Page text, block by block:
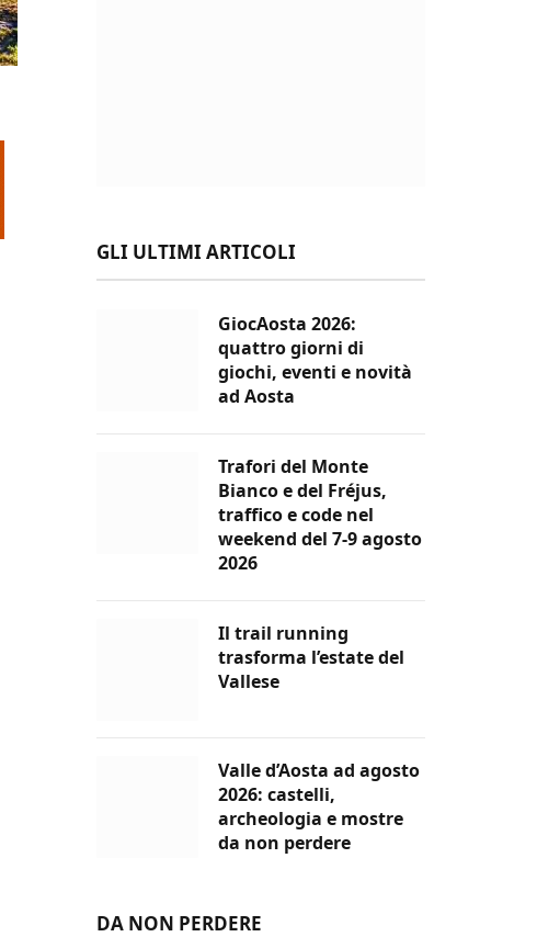
GLI ULTIMI ARTICOLI
GiocAosta 2026:
quattro giorni di
giochi, eventi e novità
ad Aosta
Trafori del Monte
Bianco e del Fréjus,
traffico e code nel
weekend del 7-9 agosto
2026
Il trail running
trasforma l’estate del
Vallese
Valle d’Aosta ad agosto
2026: castelli,
archeologia e mostre
da non perdere
DA NON PERDERE